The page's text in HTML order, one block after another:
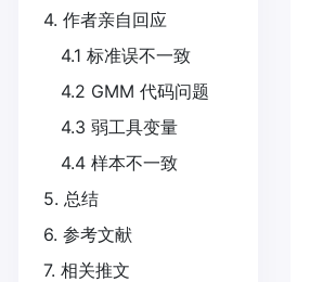
4. 作者亲自回应
4.1 标准误不一致
4.2 GMM 代码问题
4.3 弱工具变量
4.4 样本不一致
5. 总结
6. 参考文献
7. 相关推文